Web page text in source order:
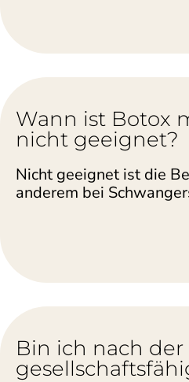
Wann ist Botox
nicht geeignet?
Nicht geeignet ist die
anderem bei
Bin ich nach